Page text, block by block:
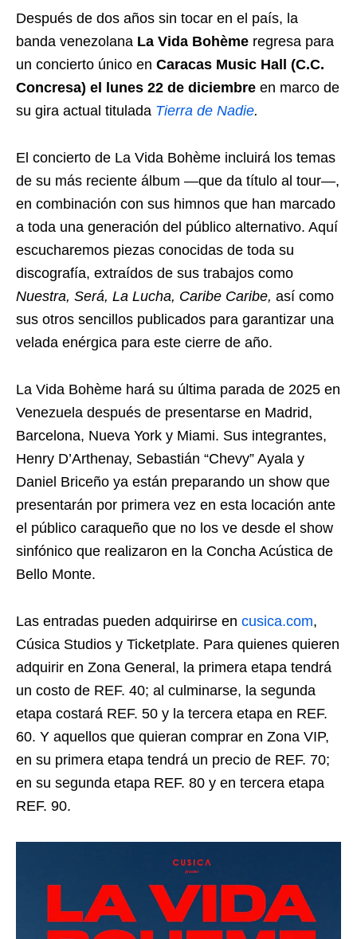
Después de dos años sin tocar en el país, la
banda venezolana La Vida Bohème regresa para
un concierto único en Caracas Music Hall (C.C.
Concresa) el lunes 22 de diciembre en marco de
su gira actual titulada Tierra de Nadie.
El concierto de La Vida Bohème incluirá los temas
de su más reciente álbum —que da título al tour—,
en combinación con sus himnos que han marcado
a toda una generación del público alternativo. Aquí
escucharemos piezas conocidas de toda su
discografía, extraídos de sus trabajos como
Nuestra, Será, La Lucha, Caribe Caribe, así como
sus otros sencillos publicados para garantizar una
velada enérgica para este cierre de año.
La Vida Bohème hará su última parada de 2025 en
Venezuela después de presentarse en Madrid,
Barcelona, Nueva York y Miami. Sus integrantes,
Henry D’Arthenay, Sebastián “Chevy” Ayala y
Daniel Briceño ya están preparando un show que
presentarán por primera vez en esta locación ante
el público caraqueño que no los ve desde el show
sinfónico que realizaron en la Concha Acústica de
Bello Monte.
Las entradas pueden adquirirse en cusica.com,
Cúsica Studios y Ticketplate. Para quienes quieren
adquirir en Zona General, la primera etapa tendrá
un costo de REF. 40; al culminarse, la segunda
etapa costará REF. 50 y la tercera etapa en REF.
60. Y aquellos que quieran comprar en Zona VIP,
en su primera etapa tendrá un precio de REF. 70;
en su segunda etapa REF. 80 y en tercera etapa
REF. 90.